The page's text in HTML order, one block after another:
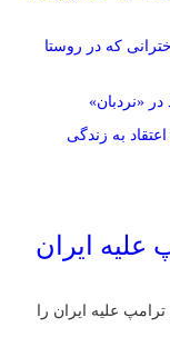
که در روستا
«نردبان»
به زندگی
ایران
علیه ایران را